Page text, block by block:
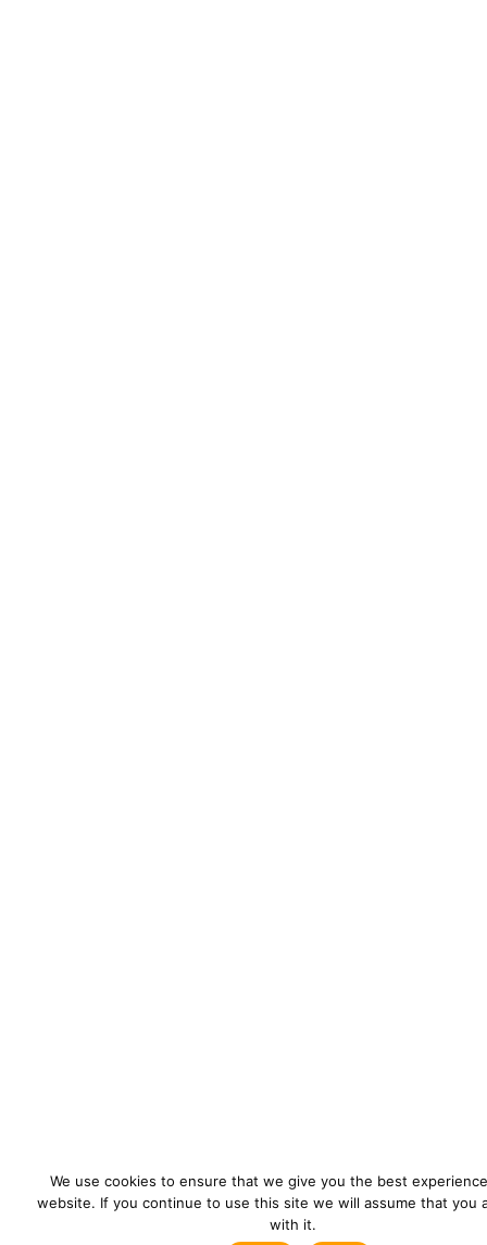
We use cookies to ensure that we give you the best
website. If you continue to use this site we will assume that you
with it.